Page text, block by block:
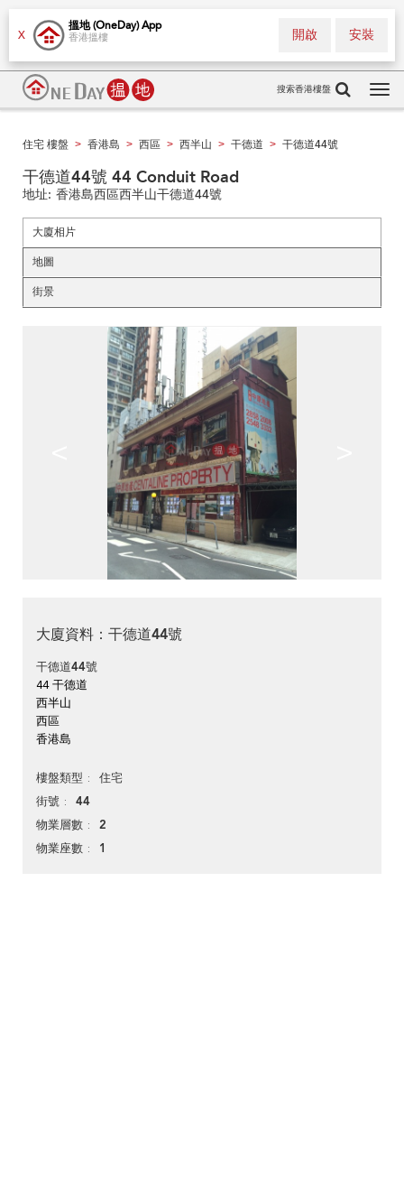
X
搵地 (OneDay) App
香港搵樓 安裝
開啟
搜索香港樓盤
住宅 樓盤 > 香港島 > 西區 > 西半山 > 干德道 > 干德道44號
干德道44號 44 Conduit Road
地址: 香港島西區西半山干德道44號
大廈相片
地圖
街景
大廈資料：干德道44號
干德道44號
44 干德道
西半山
西區
香港島
樓盤類型 住宅
街號 44
物業層數 2
物業座數 1